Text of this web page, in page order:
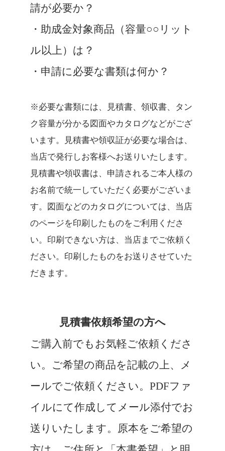
請が必要か？
・助成金対象商品（容量○○リット
ル以上）は？
・申請に必要な書類は何か？
※必要な書類には、見積書、領収書、タン
ク容量が分かる図面やカタログなどがござ
います。見積書や領収証が必要な場合は、
当店で発行しお客様へお送りいたします。
見積書や領収書は、申請されるご本人様の
お名前で統一していただく必要がございま
す。図面などのカタログについては、当店
のページを印刷したものをご利用くださ
い。印刷できない方は、当店までご依頼く
ださい。印刷したものをお送りさせていた
だきます。
見積書依頼希望の方へ
ご購入前でもお気軽ご依頼くださ
い。ご希望の商品を記載の上、メ
ールでご依頼ください。PDFファ
イルにて作成してメール添付でお
送りいたします。原本をご希望の